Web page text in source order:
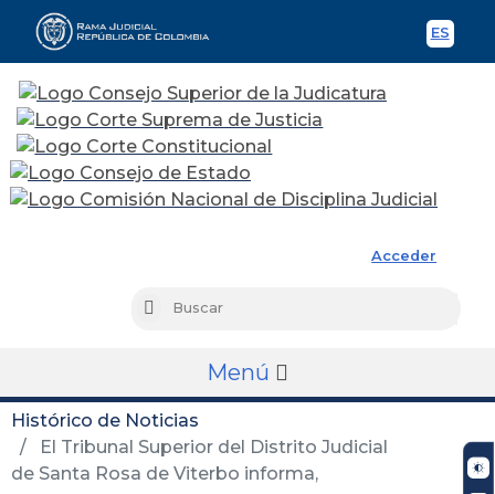
ES
Acceder
Buscar
Menú
Histórico de Noticias
El Tribunal Superior del Distrito Judicial
de Santa Rosa de Viterbo informa,